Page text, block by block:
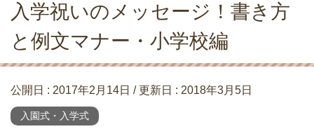
入学祝いのメッセージ！書き方
と例文マナー・小学校編
公開日 : 2017年2月14日 / 更新日 : 2018年3月5日
入園式・入学式